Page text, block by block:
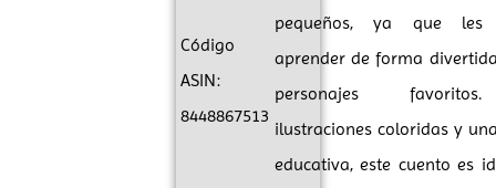
Código
ASIN:
8448867513
pequeños, ya que les
aprender de forma
personajes
ilustraciones coloridas y
educativa, este cuento es